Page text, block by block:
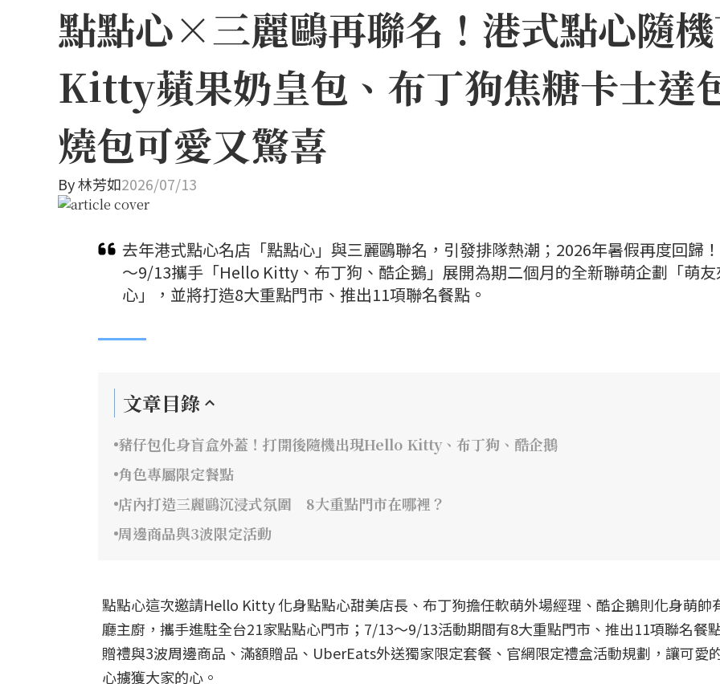
點點心×三麗鷗再聯名！港式點心隨
Kitty蘋果奶皇包、布丁狗焦糖卡士達
燒包可愛又驚喜
By林芳如2026/07/13
去年港式點心名店「點點心」與三麗鷗聯名，引發排隊熱潮；2026年暑假再度回歸
～9/13攜手「Hello Kitty、布丁狗、酷企鵝」展開為期二個月的全新聯萌企劃「萌
心」，並將打造8大重點門市、推出11項聯名餐點。
文章目錄
豬仔包化身盲盒外蓋！打開後隨機出現Hello Kitty、布丁狗、酷企鵝
角色專屬限定餐點
店內打造三麗鷗沉浸式氛圍 8大重點門市在哪裡？
周邊商品與3波限定活動
點點心這次邀請Hello Kitty 化身點點心甜美店長、布丁狗擔任軟萌外場經理、酷企鵝則化身萌帥
廳主廚，攜手進駐全台21家點點心門市；7/13～9/13活動期間有8大重點門市、推出11項聯名餐
贈禮與3波周邊商品、滿額贈品、UberEats外送獨家限定套餐、官網限定禮盒活動規劃，讓可愛
心擄獲大家的心。